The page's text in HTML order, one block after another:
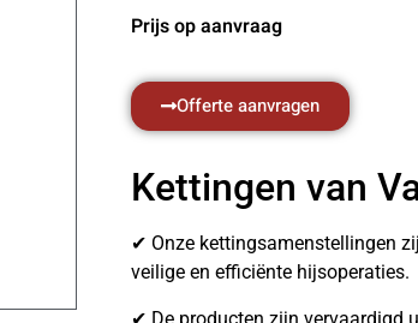
Prijs op aanvraag
Offerte aanvragen
Kettingen van
✔ Onze kettingsamenstellingen
veilige en efficiënte hijsoperaties.